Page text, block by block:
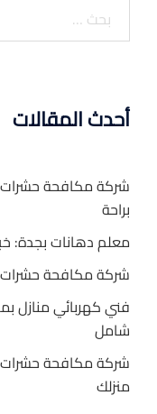
عن:
أحدث المقالات
شركة مكافحة حشرات
براحة
معلم دهانات بجدة:
شركة مكافحة حشرات
فني كهربائي منازل
شامل
شركة مكافحة حشرات
منزلك